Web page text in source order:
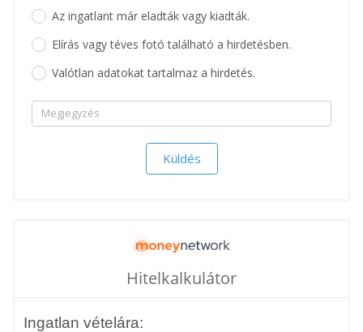
Az ingatlant már eladták vagy kiadták.
Elírás vagy téves fotó található a hirdetésben.
Valótlan adatokat tartalmaz a hirdetés.